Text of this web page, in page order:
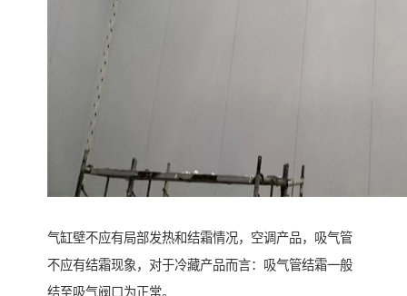
气缸壁不应有局部发热和结霜情况，空调产品，吸气管
不应有结霜现象，对于冷藏产品而言：吸气管结霜一般
结至吸气阀口为正常。